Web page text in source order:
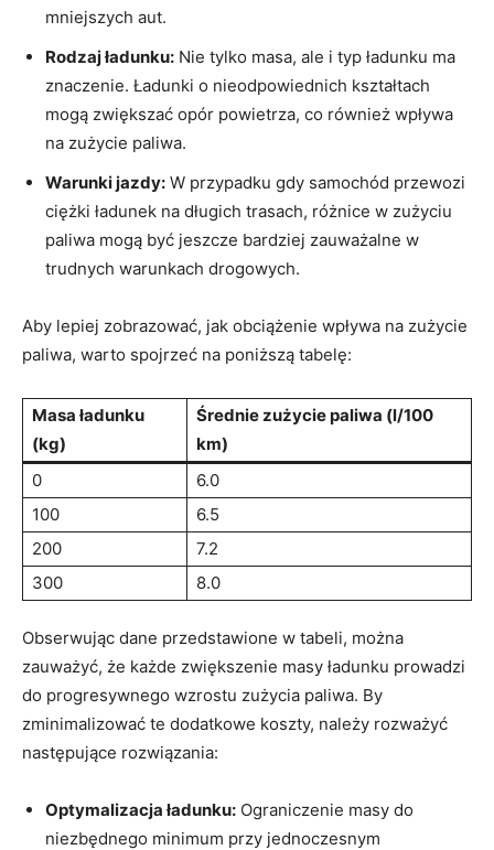
mniejszych aut.
Rodzaj ładunku: Nie tylko masa, ale‍ i typ ‌ładunku ma
znaczenie. Ładunki o nieodpowiednich kształtach
mogą zwiększać opór powietrza, co również wpływa
na zużycie paliwa.
Warunki jazdy: W przypadku gdy samochód przewozi
⁢ciężki ładunek na długich‌ trasach, różnice w zużyciu⁣
paliwa​ mogą ​być jeszcze bardziej zauważalne ⁤w
trudnych warunkach‌ drogowych.
Aby lepiej zobrazować, jak obciążenie wpływa na ⁣zużycie
paliwa, warto spojrzeć na poniższą​ tabelę:
Masa ładunku
⁣(kg)
Średnie ‌zużycie paliwa ⁢(l/100
km)
0
6.0
100
6.5
200
7.2
300
8.0
Obserwując dane przedstawione w tabeli, można‌
zauważyć,​ że każde zwiększenie masy ładunku‌ prowadzi
do progresywnego wzrostu zużycia paliwa. By
zminimalizować ‍te dodatkowe ‍koszty,‍ należy rozważyć
następujące rozwiązania:
Optymalizacja ładunku: Ograniczenie masy do
niezbędnego minimum przy jednoczesnym